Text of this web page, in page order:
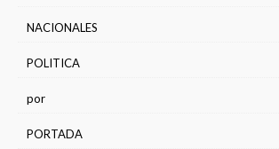
NACIONALES
POLITICA
por
PORTADA